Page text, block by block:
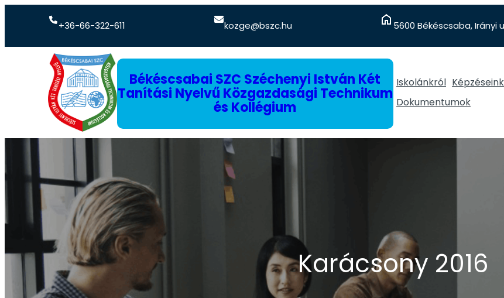
+36-66-322-611 kozge@bszc.hu 5600 Békéscsaba, Irányi
Békéscsabai SZC Széchenyi István Két
Tanítási Nyelvű Közgazdasági Technikum
és Kollégium
Iskolánkról Képzéseink
Dokumentumok
Karácsony 2016